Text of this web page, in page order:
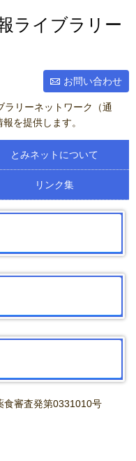
ライブラリー
お問い合わせ
ラリーネットワーク（通
を提供します。
とみネットについて
リンク集
食審査発第0331010号